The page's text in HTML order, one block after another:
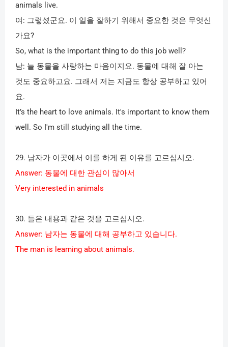
animals live.
여 : 그렇셨군요. 이 일을 잘하기 위해서 중요한 것은 무엇신
가요?
So, what is the important thing to do this job well?
남: 늘 동물을 사랑하는 마음이지요. 동물에 대해 잘 아는
것도 중요하고요. 그래서 저는 지금도 항상 공부하고 있어
요.
It’s the heart to love animals. It's important to know them
well. So I'm still studying all the time.
29. 남자가 이곳에서 이를 하게 된 이유를 고르십시오.
Answer: 동물에 대한 관심이 많아서
Very interested in animals
30. 들은 내용과 같은 것을 고르십시오.
Answer: 남자는 동물에 대해 공부하고 있습니다.
The man is learning about animals.